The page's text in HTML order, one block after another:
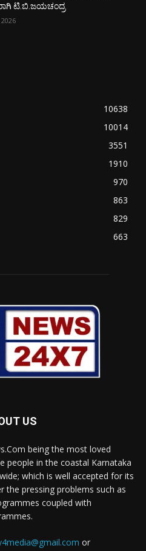
ಟಿ.ಬಿ.ಜಯಚಂದ್ರ
10638
10014
3551
1910
970
863
829
663
US
being the most loved
people in the coastal Karnataka
which is well accepted for its
the pressing problems such as
coupled with
or